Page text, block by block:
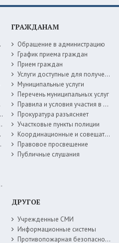
ГРАЖДАНАМ
Обращение в администрацию
График приема граждан
Прием граждан
Услуги доступные для получения в электронной форме
Муниципальные услуги
Перечень муниципальных услуг
Правила и условия участия в жилищных программах
Прокуратура разъясняет
Участковые пункты полиции
Координационные и совещательные органы
Правовое просвещение
Публичные слушания
ДРУГОЕ
Учрежденные СМИ
Информационные системы
Противопожарная безопасность